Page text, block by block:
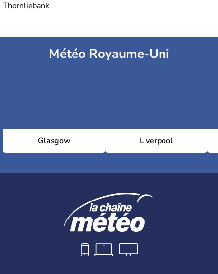
Thornliebank
Météo Royaume-Uni
Glasgow Liverpool